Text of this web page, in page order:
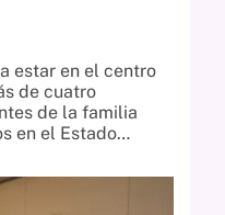
estar en el centro
de cuatro
de la familia
en el Estado…